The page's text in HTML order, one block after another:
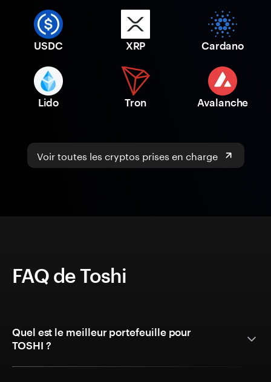
USDC XRP Cardano
Lido Tron Avalanche
Voir toutes les cryptos prises en charge
FAQ de Toshi
Quel est le meilleur portefeuille pour
TOSHI ?